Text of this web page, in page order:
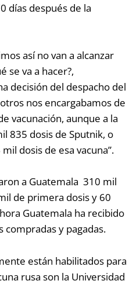
días después de la
así no van a alcanzar
se va a hacer?,
decisión del despacho del
nos encargabamos de
vacunación, aunque a la
835 dosis de Sputnik, o
dosis de esa vacuna”.
a Guatemala 310 mil
de primera dosis y 60
Guatemala ha recibido
compradas y pagadas.
están habilitados para
rusa son la Universidad